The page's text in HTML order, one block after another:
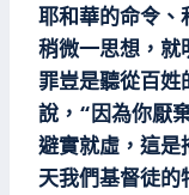
耶和華的命令
稍微一思想，就
罪豈是聽從百姓
說，“因為你厭
避實就虛，這是
天我們基督徒的